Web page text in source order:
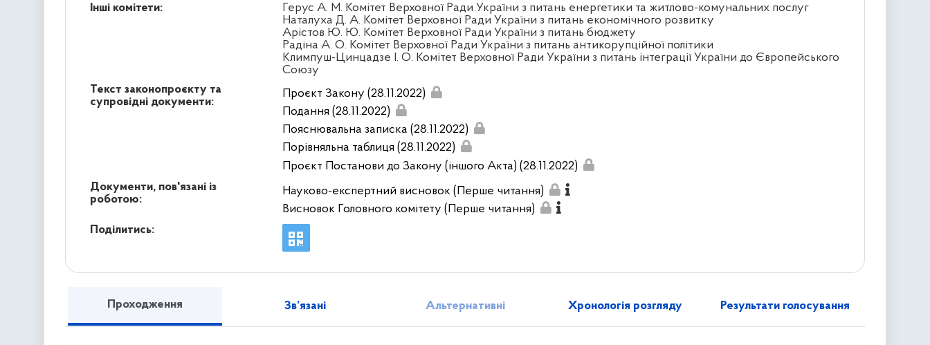
Інші комітети:
Герус А. М. Комітет Верховної Ради України з питань енергетики та житлово-комунальних послуг
Наталуха Д. А. Комітет Верховної Ради України з питань економічного розвитку
Арістов Ю. Ю. Комітет Верховної Ради України з питань бюджету
Радіна А. О. Комітет Верховної Ради України з питань антикорупційної політики
Климпуш-Цинцадзе І. О. Комітет Верховної Ради України з питань інтеграції України до Європейського
Союзу
Текст законопроєкту та
супровідні документи:
Проєкт Закону (28.11.2022)
Подання (28.11.2022)
Пояснювальна записка (28.11.2022)
Порівняльна таблиця (28.11.2022)
Проєкт Постанови до Закону (іншого Акта) (28.11.2022)
Документи, пов'язані із
роботою:
Науково-експертний висновок (Перше читання)
Висновок Головного комітету (Перше читання)
Поділитись:
Проходження Зв’язані Альтернативні Хронологія розгляду Результати голосування